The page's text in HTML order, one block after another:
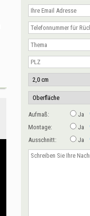
Aufmaß: Ja
Montage:
Ja
Ausschnitt:
Ja